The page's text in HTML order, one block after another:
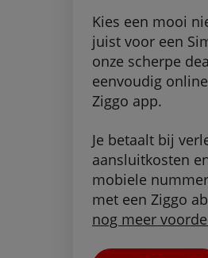
Kies een mooi
juist voor een
onze scherpe
eenvoudig
Ziggo app.
Je betaalt bij
aansluitkosten
mobiele
met een Ziggo
nog meer